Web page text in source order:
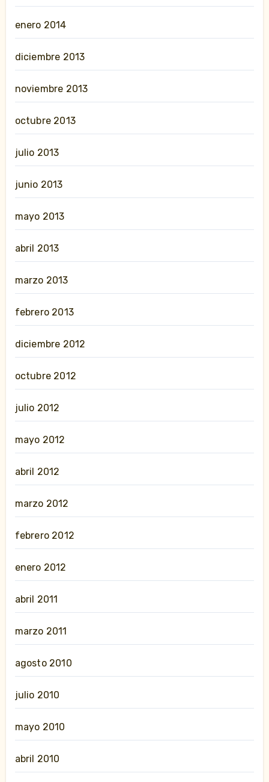
enero 2014
diciembre 2013
noviembre 2013
octubre 2013
julio 2013
junio 2013
mayo 2013
abril 2013
marzo 2013
febrero 2013
diciembre 2012
octubre 2012
julio 2012
mayo 2012
abril 2012
marzo 2012
febrero 2012
enero 2012
abril 2011
marzo 2011
agosto 2010
julio 2010
mayo 2010
abril 2010